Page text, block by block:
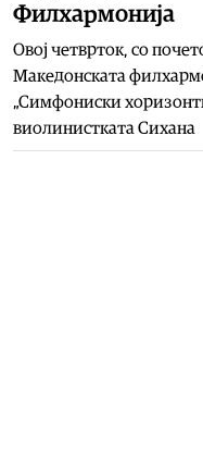
Филхармонија
Овој четврток, со
Македонската
„Симфониски
виолинистката Сихана